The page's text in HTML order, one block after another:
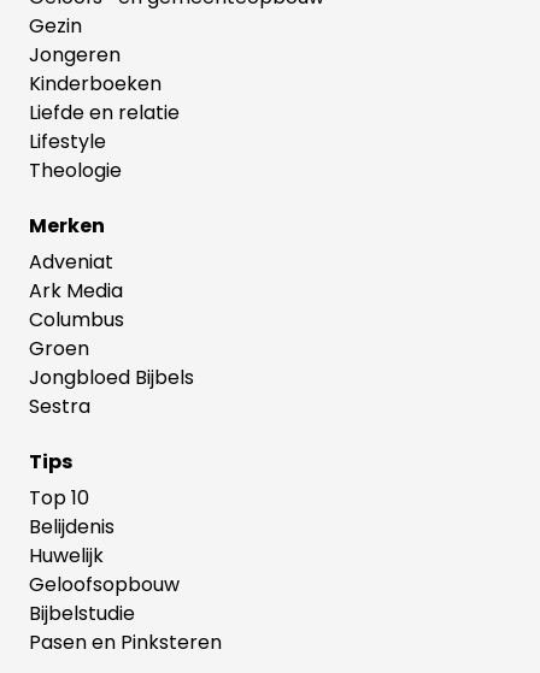
Gezin
Jongeren
Kinderboeken
Liefde en relatie
Lifestyle
Theologie
Merken
Adveniat
Ark Media
Columbus
Groen
Jongbloed Bijbels
Sestra
Tips
Top 10
Belijdenis
Huwelijk
Geloofsopbouw
Bijbelstudie
Pasen en Pinksteren